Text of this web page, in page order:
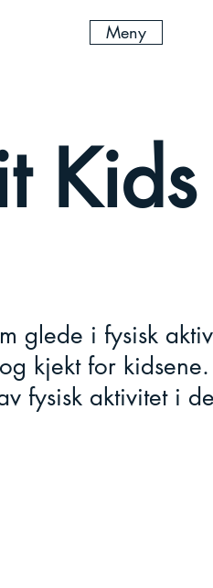
Meny
Kids
glede i fysisk
kjekt for
fysisk aktivitet i